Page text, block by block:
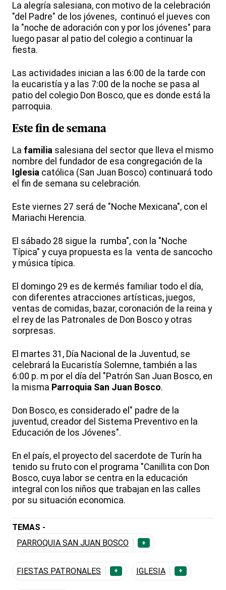
La alegría salesiana, con motivo de la celebración
"del Padre" de los jóvenes, continuó el jueves con
la "noche de adoración con y por los jóvenes" para
luego pasar al patio del colegio a continuar la
fiesta.
Las actividades inician a las 6:00 de la tarde con
la eucaristía y a las 7:00 de la noche se pasa al
patio del colegio Don Bosco, que es donde está la
parroquia.
Este fin de semana
La familia salesiana del sector que lleva el mismo
nombre del fundador de esa congregación de la
Iglesia católica (San Juan Bosco) continuará todo
el fin de semana su celebración.
Este viernes 27 será de "Noche Mexicana", con el
Mariachi Herencia.
El sábado 28 sigue la rumba", con la "Noche
Típica" y cuya propuesta es la venta de sancocho
y música típica.
El domingo 29 es de kermés familiar todo el día,
con diferentes atracciones artísticas, juegos,
ventas de comidas, bazar, coronación de la reina y
el rey de las Patronales de Don Bosco y otras
sorpresas.
El martes 31, Día Nacional de la Juventud, se
celebrará la Eucaristía Solemne, también a las
6:00 p. m por el día del "Patrón San Juan Bosco, en
la misma Parroquia San Juan Bosco.
Don Bosco, es considerado el" padre de la
juventud, creador del Sistema Preventivo en la
Educación de los Jóvenes".
En el país, el proyecto del sacerdote de Turín ha
tenido su fruto con el programa "Canillita con Don
Bosco, cuya labor se centra en la educación
integral con los niños que trabajan en las calles
por su situación economica.
TEMAS -
PARROQUIA SAN JUAN BOSCO
+
FIESTAS PATRONALES + IGLESIA +